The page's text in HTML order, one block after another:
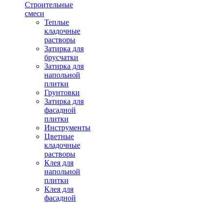
Строительные
смеси
Теплые
кладочные
растворы
Затирка для
брусчатки
Затирка для
напольной
плитки
Грунтовки
Затирка для
фасадной
плитки
Инструменты
Цветные
кладочные
растворы
Клея для
напольной
плитки
Клея для
фасадной